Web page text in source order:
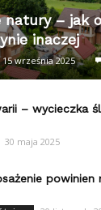
– jak
inaczej
15 września 2025
– wycieczka
30 maja 2025
powinien